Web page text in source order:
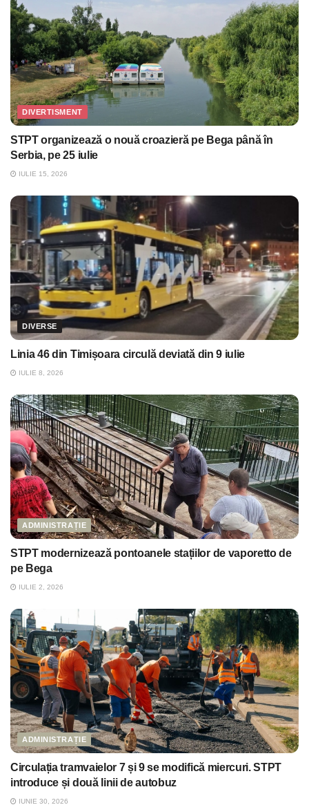
DIVERTISMENT
STPT organizează o nouă croazieră pe Bega până în
Serbia, pe 25 iulie
IULIE 15, 2026
DIVERSE
Linia 46 din Timișoara circulă deviată din 9 iulie
IULIE 8, 2026
ADMINISTRAȚIE
STPT modernizează pontoanele stațiilor de vaporetto de
pe Bega
IULIE 2, 2026
ADMINISTRAȚIE
Circulația tramvaielor 7 și 9 se modifică miercuri. STPT
introduce și două linii de autobuz
IUNIE 30, 2026